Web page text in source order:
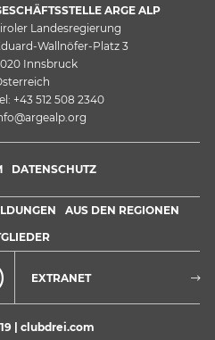
ARGE ALP
Landesregierung
Wallnöfer-Platz 3
Innsbruck
+43 512 508 2340
DATENSCHUTZ
AUS DEN REGIONEN
EXTRANET
| clubdrei.com